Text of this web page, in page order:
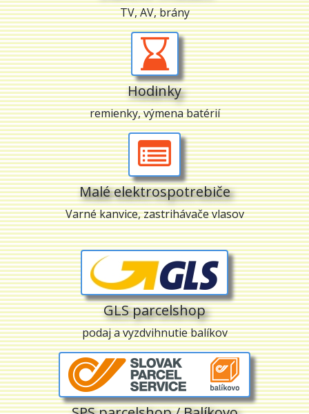
TV, AV, brány
Hodinky
remienky, výmena batérií
Malé elektrospotrebiče
Varné kanvice, zastrihávače vlasov
GLS parcelshop
podaj a vyzdvihnutie balíkov